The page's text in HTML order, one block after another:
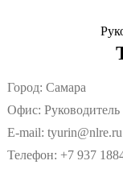
Город: Самара
Офис:
E-mail: tyurin@nlre.ru
Телефон: +7 937